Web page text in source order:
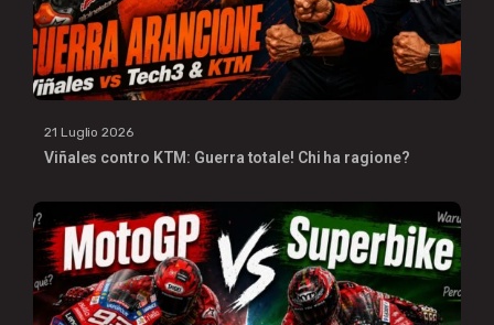
21 Luglio 2026
Viñales contro KTM: Guerra totale! Chi ha ragione?